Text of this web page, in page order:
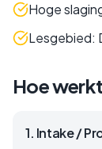
Hoge
Lesgebied:
Hoe
1. Intake /